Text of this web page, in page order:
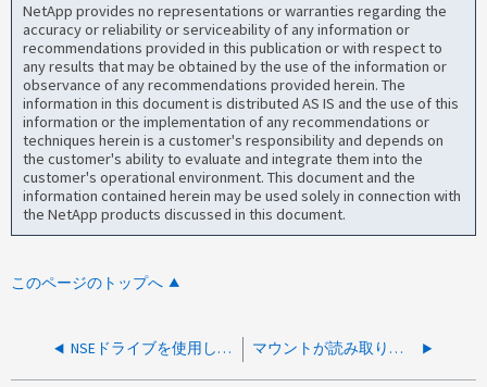
NetApp provides no representations or warranties regarding the
accuracy or reliability or serviceability of any information or
recommendations provided in this publication or with respect to
any results that may be obtained by the use of the information or
observance of any recommendations provided herein. The
information in this document is distributed AS IS and the use of this
information or the implementation of any recommendations or
techniques herein is a customer's responsibility and depends on
the customer's ability to evaluate and integrate them into the
customer's operational environment. This document and the
information contained herein may be used solely in connection with
the NetApp products discussed in this document.
このページのトップへ
NSEドライブを使用してノードをクラスタに参加させた後に「callhome.nse.ak.check.failed」が表示される マウントが読み取り専用であるため、ディレクトリを編集できません